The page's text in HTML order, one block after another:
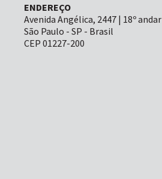
ENDEREÇO
Avenida Angélica, 2447 | 18º andar
São Paulo - SP - Brasil
CEP 01227-200